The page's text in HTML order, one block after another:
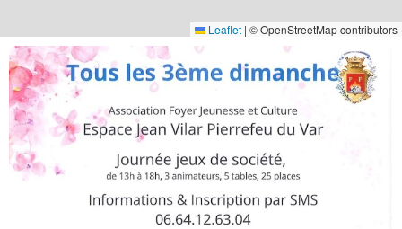
Leaflet | © OpenStreetMap contributors